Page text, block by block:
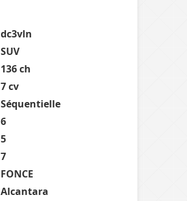
dc3vln
SUV
136 ch
7 cv
Séquentielle
6
5
7
FONCE
Alcantara